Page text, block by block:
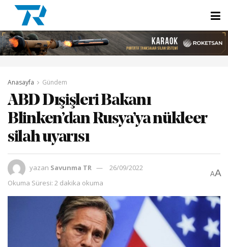
Anasayfa Gündem
ABD Dışişleri Bakanı
Blinken’dan Rusya’ya nükleer
silah uyarısı
yazan Savunma TR
26/09/2022
Okuma Süresi: 2 dakika okuma
AA